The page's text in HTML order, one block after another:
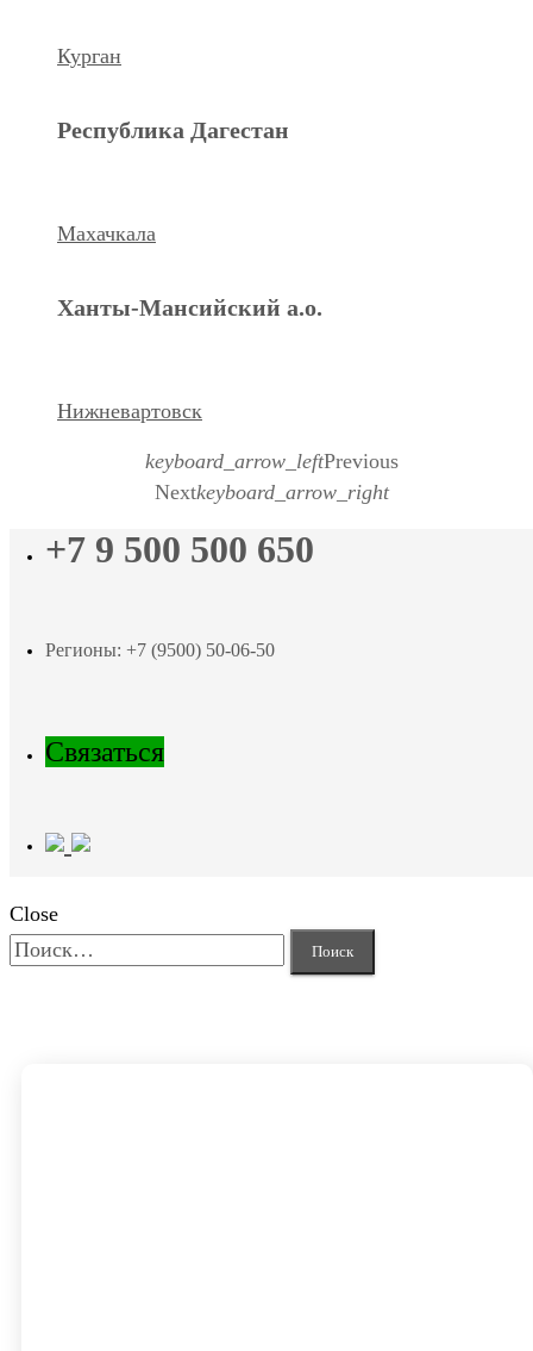
Курган
Республика Дагестан
Махачкала
Ханты-Мансийский а.о.
Нижневартовск
keyboard_arrow_leftPrevious
Nextkeyboard_arrow_right
+7 9 500 500 650
Регионы: +7 (9500) 50-06-50
Связаться
Close
Найти: